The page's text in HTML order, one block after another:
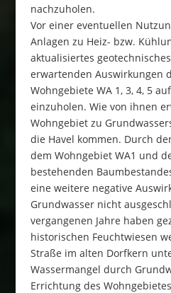
nachzuholen.
Vor einer eventuellen
Anlagen zu Heiz- bzw.
aktualisiertes
erwartenden Auswirkungen
Wohngebiete WA 1, 3, 4, 5
einzuholen. Wie von ihnen
Wohngebiet zu
die Havel kommen. Durch
dem Wohngebiet WA1 und
bestehenden
eine weitere negative
Grundwasser nicht
vergangenen Jahre haben
historischen Feuchtwiesen
Straße im alten Dorfkern
Wassermangel durch
Errichtung des